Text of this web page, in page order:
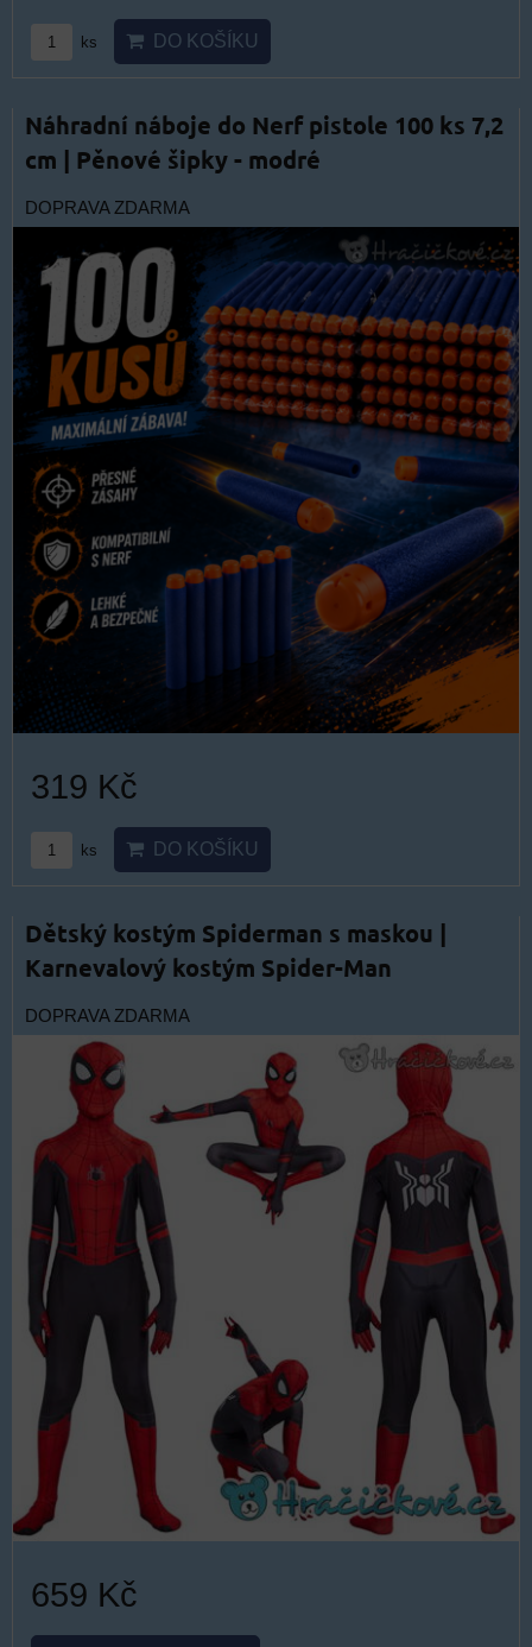
ks DO KOŠÍKU
Náhradní náboje do Nerf pistole 100 ks 7,2
cm | Pěnové šipky - modré
DOPRAVA ZDARMA
319 Kč
ks DO KOŠÍKU
Dětský kostým Spiderman s maskou |
Karnevalový kostým Spider-Man
DOPRAVA ZDARMA
659 Kč